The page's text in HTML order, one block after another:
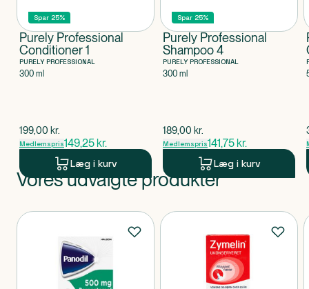
Spar 25%
Purely Professional
Conditioner 1
PURELY PROFESSIONAL
300 ml
$gammel pris
199,00 kr.
Medlemspris149,25 kr.
Læg i kurv
Spar 25%
Purely Professional
Shampoo 4
PURELY PROFESSIONAL
300 ml
$gammel pris
189,00 kr.
Medlemspris141,75 kr.
Læg i kurv
Produkt 1 af 0
Vores udvalgte produkter
Produkter